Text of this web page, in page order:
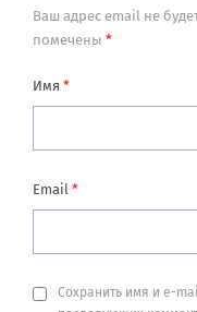
Ваш адрес email не
помечены *
Имя *
Email *
Сохранить имя и e-